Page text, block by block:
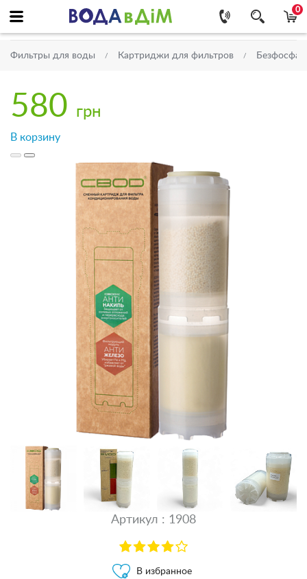
0
Фильтры для воды Картриджи для фильтров
580 грн
В корзину
Артикул : 1908
В избранное